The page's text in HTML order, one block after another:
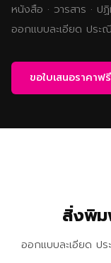
หนังสือ · วารสาร ·
ออกแบบละเอียด ประ
ขอใบเสนอราคาฟ
สิ่งพิม
ออกแบบละเอียด ป